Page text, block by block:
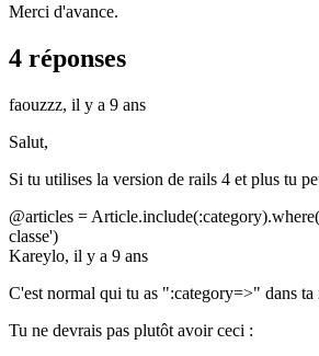
Merci d'avance.
4 réponses
faouzzz, il y a 9 ans
Salut,
Si tu utilises la version de rails 4 et plus tu
@articles =
classe')
Kareylo, il y a 9 ans
C'est normal qui tu as ":category=>" dans ta
Tu ne devrais pas plutôt avoir ceci :